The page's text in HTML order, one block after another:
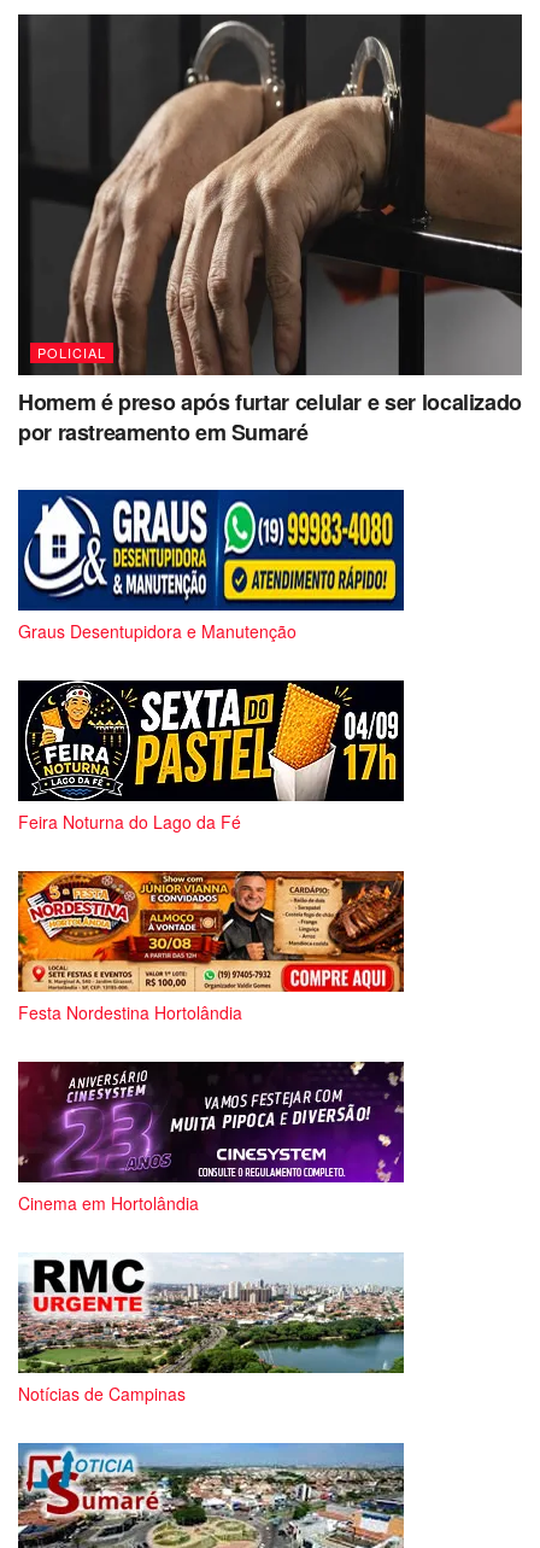
POLICIAL
Homem é preso após furtar celular e ser localizado
por rastreamento em Sumaré
Graus Desentupidora e Manutenção
Feira Noturna do Lago da Fé
Festa Nordestina Hortolândia
Cinema em Hortolândia
Notícias de Campinas